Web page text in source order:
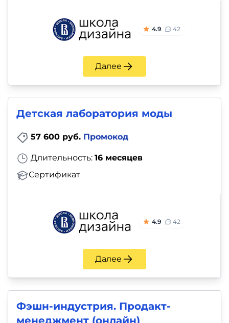
4.9 42
Далее
Детская лаборатория моды
57 600 руб. Промокод
Длительность: 16 месяцев
Сертификат
4.9 42
Далее
Фэшн-индустрия. Продакт-
менеджмент (онлайн)